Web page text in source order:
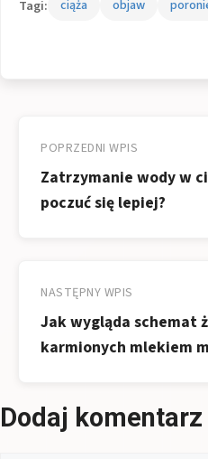
Tagi: ciąża objaw
wpisu
POPRZEDNI WPIS
Zatrzymanie wody w
poczuć się lepiej?
NASTĘPNY WPIS
Jak wygląda schemat
karmionych mlekiem
Dodaj komentarz